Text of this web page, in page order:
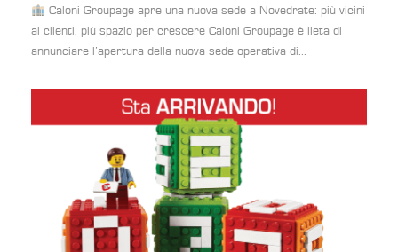
Caloni Groupage apre una nuova sede a Novedrate: più vicini
ai clienti, più spazio per crescere Caloni Groupage è lieta di
annunciare l’apertura della nuova sede operativa di...